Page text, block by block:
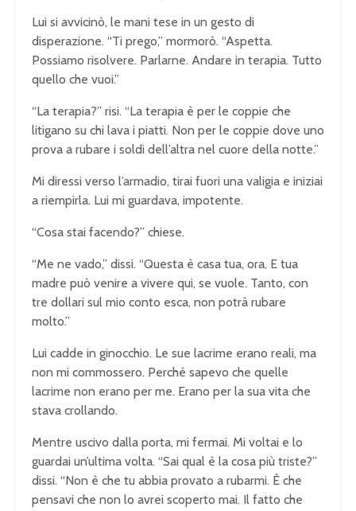
Lui si avvicinò, le mani tese in un gesto di
disperazione. “Ti prego,” mormorò. “Aspetta.
Possiamo risolvere. Parlarne. Andare in terapia. Tutto
quello che vuoi.”
“La terapia?” risi. “La terapia è per le coppie che
litigano su chi lava i piatti. Non per le coppie dove uno
prova a rubare i soldi dell’altra nel cuore della notte.”
Mi diressi verso l’armadio, tirai fuori una valigia e iniziai
a riempirla. Lui mi guardava, impotente.
“Cosa stai facendo?” chiese.
“Me ne vado,” dissi. “Questa è casa tua, ora. E tua
madre può venire a vivere qui, se vuole. Tanto, con
tre dollari sul mio conto esca, non potrà rubare
molto.”
Lui cadde in ginocchio. Le sue lacrime erano reali, ma
non mi commossero. Perché sapevo che quelle
lacrime non erano per me. Erano per la sua vita che
stava crollando.
Mentre uscivo dalla porta, mi fermai. Mi voltai e lo
guardai un’ultima volta. “Sai qual è la cosa più triste?”
dissi. “Non è che tu abbia provato a rubarmi. È che
pensavi che non lo avrei scoperto mai. Il fatto che